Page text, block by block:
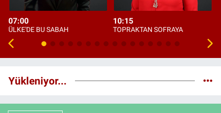
07:00
ÜLKE'DE BU SABAH
10:15
TOPRAKTAN SOFRAYA
Yükleniyor...